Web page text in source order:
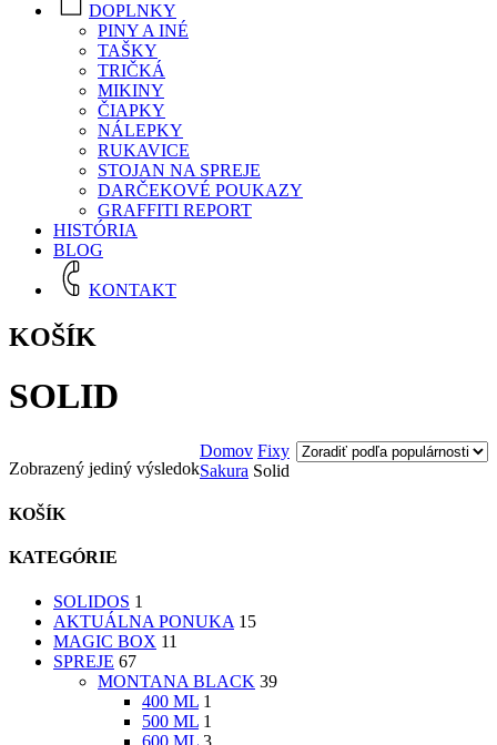
DOPLNKY
PINY A INÉ
TAŠKY
TRIČKÁ
MIKINY
ČIAPKY
NÁLEPKY
RUKAVICE
STOJAN NA SPREJE
DARČEKOVÉ POUKAZY
GRAFFITI REPORT
HISTÓRIA
BLOG
KONTAKT
KOŠÍK
SOLID
Zobrazený jediný výsledok
Domov Fixy
Sakura Solid
KOŠÍK
KATEGÓRIE
SOLIDOS 1
AKTUÁLNA PONUKA 15
MAGIC BOX 11
SPREJE 67
MONTANA BLACK 39
400 ML 1
500 ML 1
600 ML 3